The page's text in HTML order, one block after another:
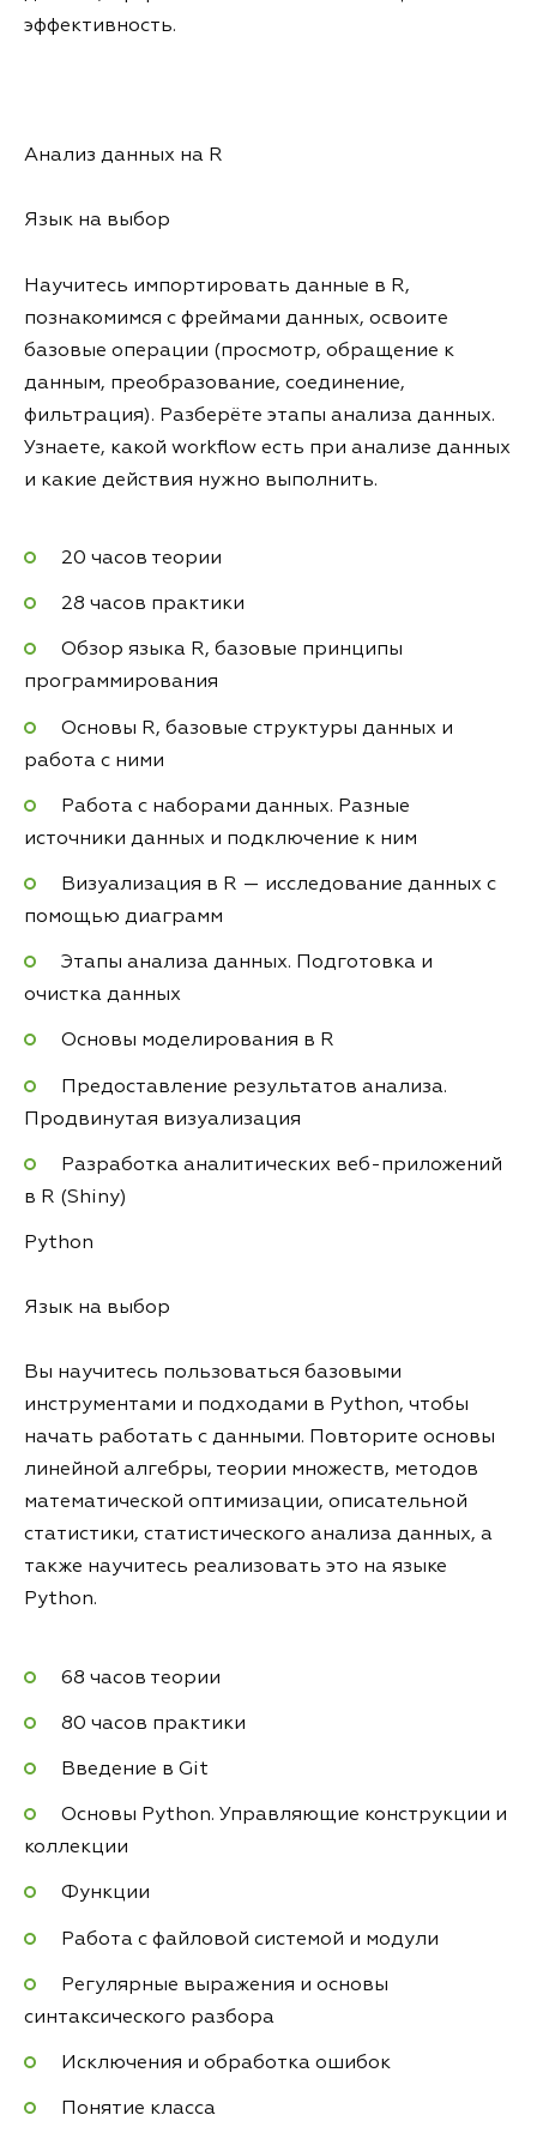
эффективность.
Анализ данных на R
Язык на выбор
Научитесь импортировать данные в R,
познакомимся с фреймами данных, освоите
базовые операции (просмотр, обращение к
данным, преобразование, соединение,
фильтрация). Разберёте этапы анализа данных.
Узнаете, какой workflow есть при анализе данных
и какие действия нужно выполнить.
20 часов теории
28 часов практики
Обзор языка R, базовые принципы
программирования
Основы R, базовые структуры данных и
работа с ними
Работа с наборами данных. Разные
источники данных и подключение к ним
Визуализация в R — исследование данных с
помощью диаграмм
Этапы анализа данных. Подготовка и
очистка данных
Основы моделирования в R
Предоставление результатов анализа.
Продвинутая визуализация
Разработка аналитических веб-приложений
в R (Shiny)
Python
Язык на выбор
Вы научитесь пользоваться базовыми
инструментами и подходами в Python, чтобы
начать работать с данными. Повторите основы
линейной алгебры, теории множеств, методов
математической оптимизации, описательной
статистики, статистического анализа данных, а
также научитесь реализовать это на языке
Python.
68 часов теории
80 часов практики
Введение в Git
Основы Python. Управляющие конструкции и
коллекции
Функции
Работа с файловой системой и модули
Регулярные выражения и основы
синтаксического разбора
Исключения и обработка ошибок
Понятие класса